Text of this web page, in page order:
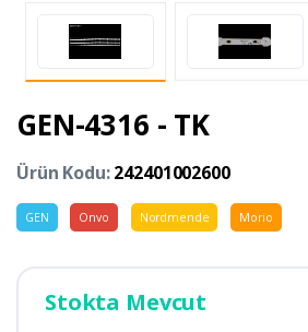
GEN-4316 - TK
Ürün Kodu:242401002600
GEN Onvo Nordmende Morio
Stokta Mevcut